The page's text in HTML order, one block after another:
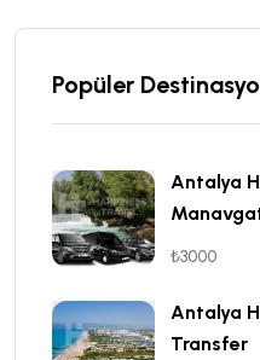
Popüler
Antalya
₺3000
Antalya
Transfer